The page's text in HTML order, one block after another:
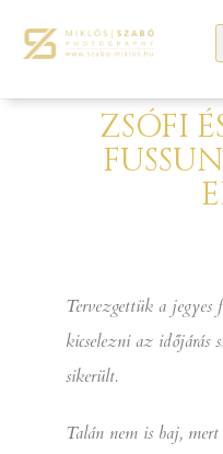
ZSÓFI
Tervezgettük a jegyes
kicselezni az időjárás
sikerült.
Talán nem is baj, mert